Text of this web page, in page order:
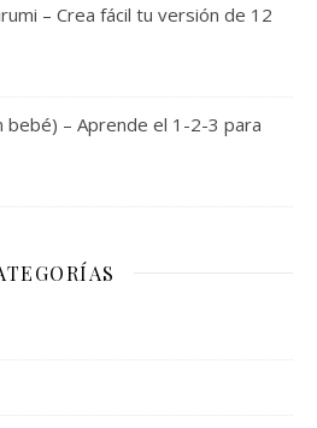
– Crea fácil tu versión de 12
bebé) – Aprende el 1-2-3 para